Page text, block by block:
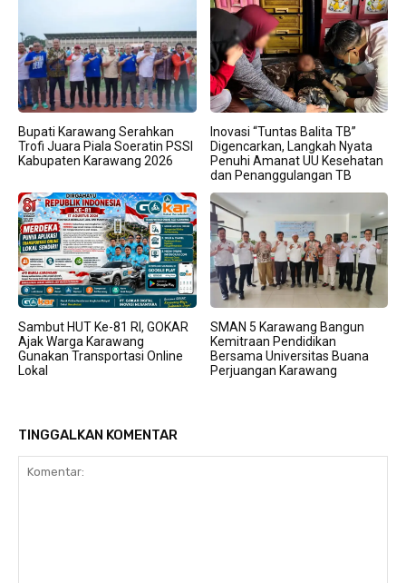
Bupati Karawang Serahkan
Trofi Juara Piala Soeratin PSSI
Kabupaten Karawang 2026
Inovasi “Tuntas Balita TB”
Digencarkan, Langkah Nyata
Penuhi Amanat UU Kesehatan
dan Penanggulangan TB
Sambut HUT Ke-81 RI, GOKAR
Ajak Warga Karawang
Gunakan Transportasi Online
Lokal
SMAN 5 Karawang Bangun
Kemitraan Pendidikan
Bersama Universitas Buana
Perjuangan Karawang
TINGGALKAN KOMENTAR